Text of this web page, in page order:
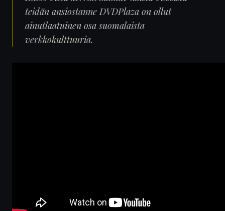
teidän ansiostanne DVDPlaza on ollut
ainutlaatuinen osa suomalaista
verkkokulttuuria.